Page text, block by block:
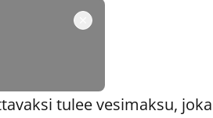
tulee vesimaksu,